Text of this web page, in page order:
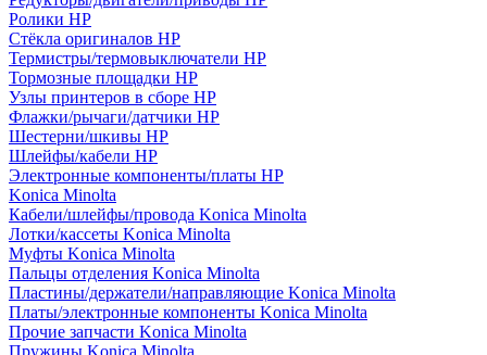
Ролики HP
Стёкла оригиналов HP
Термистры/термовыключатели HP
Тормозные площадки HP
Узлы принтеров в сборе HP
Флажки/рычаги/датчики HP
Шестерни/шкивы HP
Шлейфы/кабели HP
Электронные компоненты/платы HP
Konica Minolta
Кабели/шлейфы/провода Konica Minolta
Лотки/кассеты Konica Minolta
Муфты Konica Minolta
Пальцы отделения Konica Minolta
Пластины/держатели/направляющие Konica Minolta
Платы/электронные компоненты Konica Minolta
Прочие запчасти Konica Minolta
Пружины Konica Minolta